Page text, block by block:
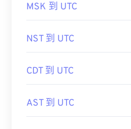
MSK 到 UTC
NST 到 UTC
CDT 到 UTC
AST 到 UTC